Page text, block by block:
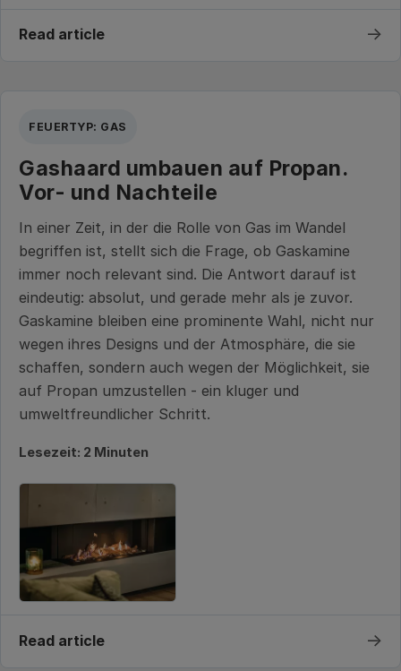
Read article →
FEUERTYP: GAS
Gashaard umbauen auf Propan.
Vor- und Nachteile
In einer Zeit, in der die Rolle von Gas im Wandel
begriffen ist, stellt sich die Frage, ob Gaskamine
immer noch relevant sind. Die Antwort darauf ist
eindeutig: absolut, und gerade mehr als je zuvor.
Gaskamine bleiben eine prominente Wahl, nicht nur
wegen ihres Designs und der Atmosphäre, die sie
schaffen, sondern auch wegen der Möglichkeit, sie
auf Propan umzustellen - ein kluger und
umweltfreundlicher Schritt.
Lesezeit: 2 Minuten
Read article →